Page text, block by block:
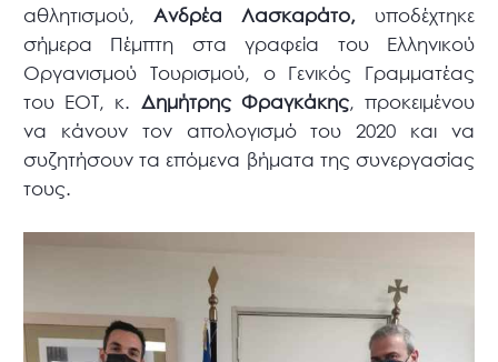
αθλητισμού, Ανδρέα Λασκαράτο,υποδέχτηκε
σήμερα Πέμπτη στα γραφεία του Ελληνικού
Οργανισμού Τουρισμού, ο Γενικός Γραμματέας
του ΕΟΤ, κ. Δημήτρης Φραγκάκης, προκειμένου
να κάνουν τον απολογισμό του 2020 και να
συζητήσουν τα επόμενα βήματα της συνεργασίας
τους.